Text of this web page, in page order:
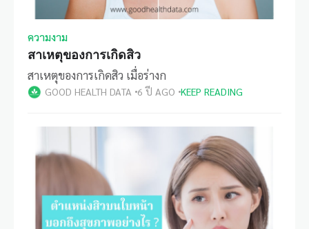
ความงาม
สาเหตุของการเกิดสิว
สาเหตุของการเกิดสิว เมื่อร่างก
GOOD HEALTH DATA 6 ปี AGO KEEP READING